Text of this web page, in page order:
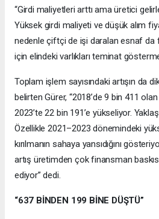
“Girdi maliyetleri arttı ama üretici
Yüksek girdi maliyeti ve düşük alım
nedenle çiftçi de işi daralan esnaf da
için elindeki varlıkları teminat
Toplam işlem sayısındaki artışın da
belirten Gürer, “2018’de 9 bin 411
2023’te 22 bin 191’e yükseliyor.
Özellikle 2021–2023 dönemindeki
kırılmanın sahaya yansıdığını
artış üretimden çok finansman
ediyor” dedi.
“637 BİNDEN 199 BİNE DÜŞTÜ”